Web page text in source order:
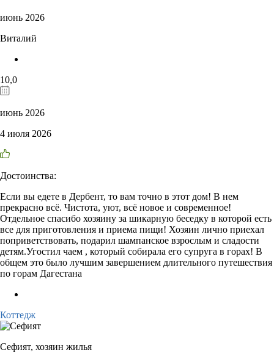
июнь 2026
Виталий
10,0
июнь 2026
4 июля 2026
Достоинства:
Если вы едете в Дербент, то вам точно в этот дом! В нем
прекрасно всё. Чистота, уют, всё новое и современное!
Отдельное спасибо хозяину за шикарную беседку в которой есть
все для приготовления и приема пищи! Хозяин лично приехал
поприветствовать, подарил шампанское взрослым и сладости
детям.Угостил чаем , который собирала его супруга в горах! В
общем это было лучшим завершением длительного путешествия
по горам Дагестана
Коттедж
Сефият, хозяин жилья